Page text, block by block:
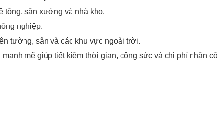
tông, sân xưởng và nhà kho.
nghiệp.
tường, sân và các khu vực ngoài trời.
mạnh mẽ giúp tiết kiệm thời gian, công sức và chi phí nhân